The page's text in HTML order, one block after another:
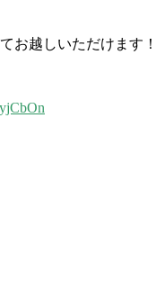
お越しいただけます！